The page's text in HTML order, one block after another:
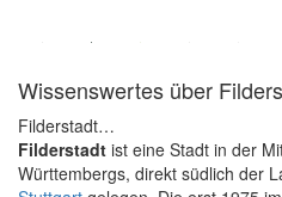
Wissenswertes über
Filderstadt…
Filderstadt ist eine Stadt in der
Württembergs, direkt südlich der